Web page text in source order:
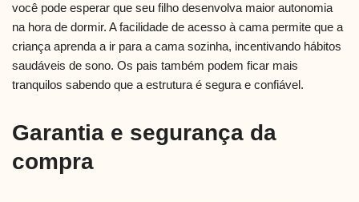
você pode esperar que seu filho desenvolva maior autonomia
na hora de dormir. A facilidade de acesso à cama permite que a
criança aprenda a ir para a cama sozinha, incentivando hábitos
saudáveis de sono. Os pais também podem ficar mais
tranquilos sabendo que a estrutura é segura e confiável.
Garantia e segurança da
compra